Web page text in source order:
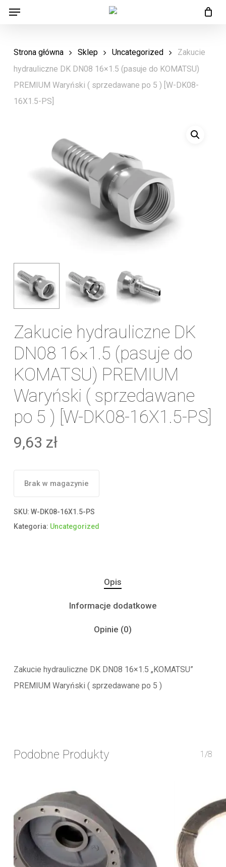
Skip
content
Menu
Strona główna Sklep Uncategorized
Zakucie
hydrauliczne DK DN08 16×1.5 (pasuje do KOMATSU)
PREMIUM Waryński ( sprzedawane po 5 ) [W-DK08-
16X1.5-PS]
Zakucie hydrauliczne DK
DN08 16×1.5 (pasuje do
KOMATSU) PREMIUM
Waryński ( sprzedawane
po 5 ) [W-DK08-16X1.5-PS]
9,63 zł
Brak w magazynie
SKU: W-DK08-16X1.5-PS
Kategoria: Uncategorized
Opis
Informacje dodatkowe
Opinie (0)
Zakucie hydrauliczne DK DN08 16×1.5 „KOMATSU”
PREMIUM Waryński ( sprzedawane po 5 )
Podobne Produkty 1/8
Menu